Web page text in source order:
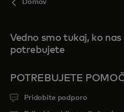
Domov
Vedno smo tukaj, ko nas
potrebujete
POTREBUJETE
Pridobite podporo